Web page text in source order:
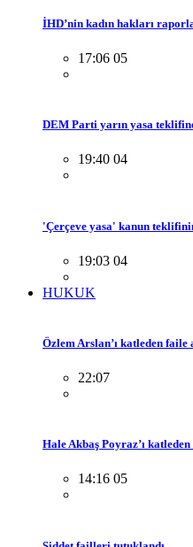
İHD’nin kadın hakları
17:06 05
DEM Parti yarın yasa
19:40 04
'Çerçeve yasa' kanun
19:03 04
HUKUK
Özlem Arslan’ı katleden faile
22:07
Hale Akbaş Poyraz’ı
14:16 05